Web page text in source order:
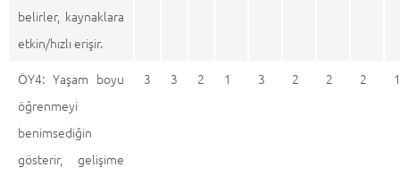
belirler, kaynaklara
etkin/hızlı erişir.
ÖY4: Yaşam boyu
öğrenmeyi
benimsediğin
gösterir, gelişime
3 3 2 1 3 2 2 2 1